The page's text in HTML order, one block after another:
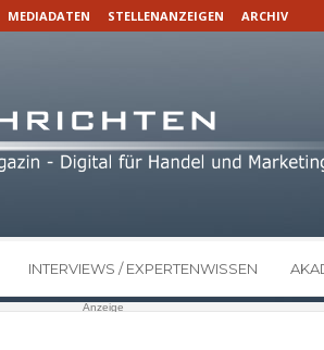
MEDIADATEN STELLENANZEIGEN ARCHIV
INTERVIEWS / EXPERTENWISSEN
Anzeige